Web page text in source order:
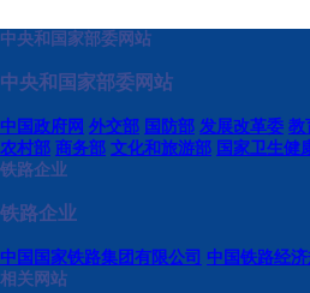
中央和国家部委网站
中央和国家部委网站
中国政府网 外交部 国防部 发展改革委 教
农村部 商务部 文化和旅游部 国家卫生健
铁路企业
铁路企业
中国国家铁路集团有限公司 中国铁路经
相关网站